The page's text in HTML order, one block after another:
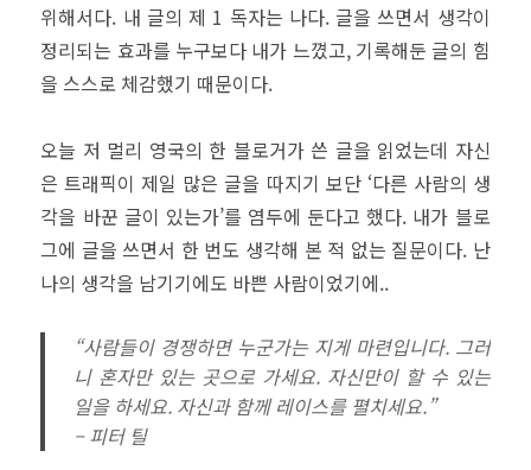
위해서다. 내 글의 제 1 독자는 나다. 글을 쓰면서 생각이
정리되는 효과를 누구보다 내가 느꼈고, 기록해둔 글의 힘
을 스스로 체감했기 때문이다.
오늘 저 멀리 영국의 한 블로거가 쓴 글을 읽었는데 자신
은 트래픽이 제일 많은 글을 따지기 보단 ‘다른 사람의 생
각을 바꾼 글이 있는가’를 염두에 둔다고 했다. 내가 블로
그에 글을 쓰면서 한 번도 생각해 본 적 없는 질문이다. 난
나의 생각을 남기기에도 바쁜 사람이었기에..
“사람들이 경쟁하면 누군가는 지게 마련입니다. 그러
니 혼자만 있는 곳으로 가세요. 자신만이 할 수 있는
일을 하세요. 자신과 함께 레이스를 펼치세요.”
– 피터 틸